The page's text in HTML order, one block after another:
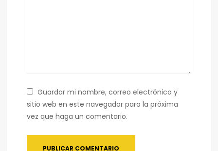
Guardar mi nombre, correo electrónico y
sitio web en este navegador para la próxima
vez que haga un comentario.